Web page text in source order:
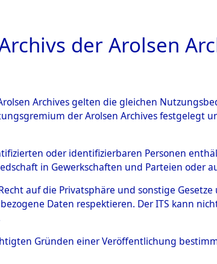
ÜBERSICHT BILD
(108009335)
LABUSCH, HERBERT
der Arolsen
Archives gelten die gleichen
der Arolsen Archives festgelegt
oder identifizierbaren Personen
in Gewerkschaften und Parteien oder
auf die Privatsphäre und sonstige
Daten respektieren. Der ITS kann
Gründen einer Veröffentlichung